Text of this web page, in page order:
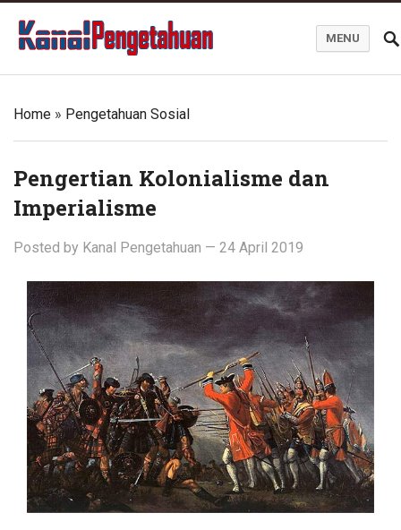
MENU
Home » Pengetahuan Sosial
Pengertian Kolonialisme dan
Imperialisme
Posted by Kanal Pengetahuan — 24 April 2019